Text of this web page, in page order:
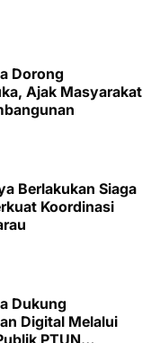
Dorong
Ajak Masyarakat
Berlakukan Siaga
Koordinasi
Dukung
Digital Melalui
PTUN